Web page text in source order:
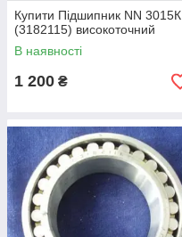
Купити Підшипник NN 3015К
(3182115) високоточний
В наявності
1 200 ₴